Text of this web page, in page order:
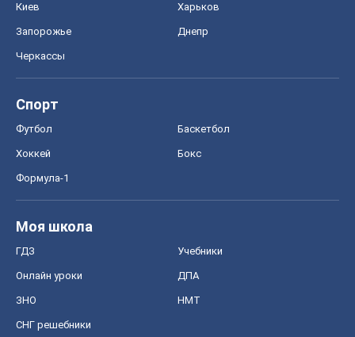
Киев Харьков
Запорожье Днепр
Черкассы
Спорт
Футбол Баскетбол
Хоккей Бокс
Формула-1
Моя школа
ГДЗ Учебники
Онлайн уроки ДПА
ЗНО НМТ
СНГ решебники